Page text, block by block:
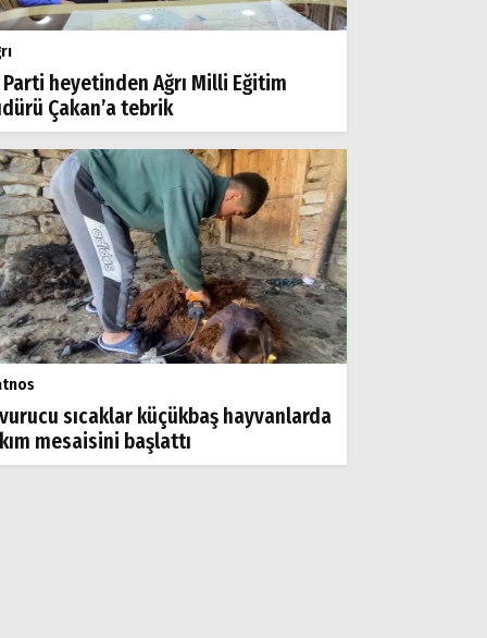
Parti heyetinden Ağrı Milli Eğitim
Çakan’a tebrik
sıcaklar küçükbaş hayvanlarda
mesaisini başlattı